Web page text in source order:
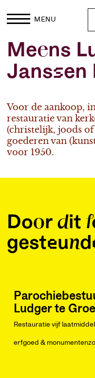
MENU
Meens
Janssen
Voor de aankoop,
restauratie van
(christelijk, joods
goederen van
voor 1950.
Door dit
Ludger te
Restauratie vijf
erfgoed &